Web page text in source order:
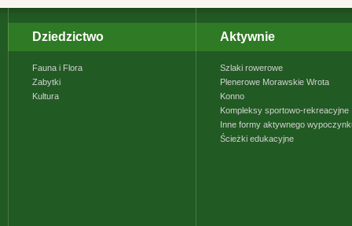
Dziedzictwo
Fauna i Flora
Zabytki
Kultura
Aktywnie
Szlaki rowerowe
Plenerowe Morawskie Wrota
Konno
Kompleksy sportowo-rekreacyjne
Inne formy aktywnego
Ścieżki edukacyjne